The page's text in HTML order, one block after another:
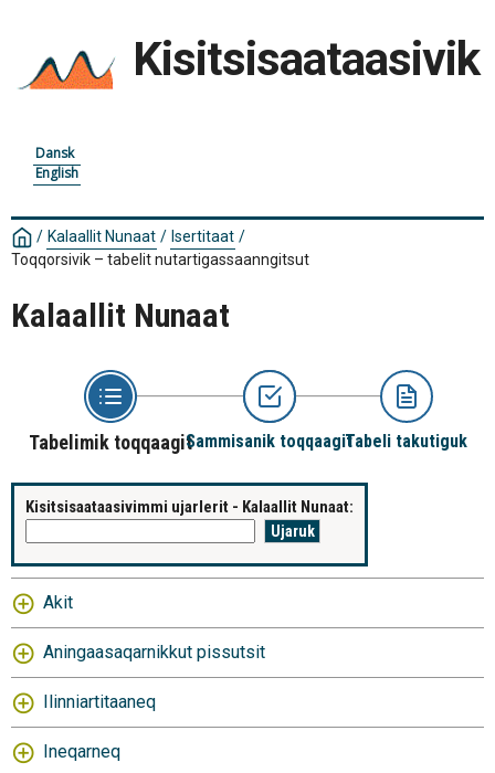
Kisitsisaataasivik
Dansk
English
/ Kalaallit Nunaat / Isertitaat /
Toqqorsivik – tabelit nutartigassaanngitsut
Kalaallit Nunaat
Tabelimik toqqaagitSammisanik toqqaagitTabeli takutiguk
Kisitsisaataasivimmi ujarlerit - Kalaallit Nunaat:
Akit
Aningaasaqarnikkut pissutsit
Ilinniartitaaneq
Ineqarneq